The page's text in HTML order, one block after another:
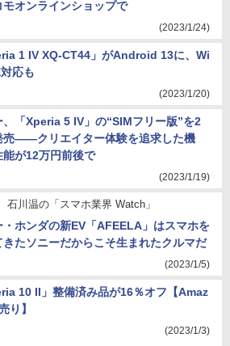
モオンラインショップで
(2023/1/24)
1 IV XQ-CT44」がAndroid 13に、Wi
応も
(2023/1/20)
、「Xperia 5 IV」の“SIMフリー版”を2
売――クリエイター体験を追求した機
能が12万円前後で
(2023/1/19)
石川温の「スマホ業界 Watch」
・ホンダの新EV「AFEELA」はスマホを
きたソニーだからこそ生まれたクルマだ
(2023/1/5)
10 II」整備済み品が16％オフ【Amaz
り】
(2023/1/3)